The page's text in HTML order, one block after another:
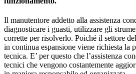
Il manutentore addetto alla assistenza
diagnosticare i guasti, utilizzare gli
corrette per risolverlo. Poiché il settore
in continua espansione viene richiesta la
tecnica. E’ per questo che l’assistenza
tecnici che vengono costantemente